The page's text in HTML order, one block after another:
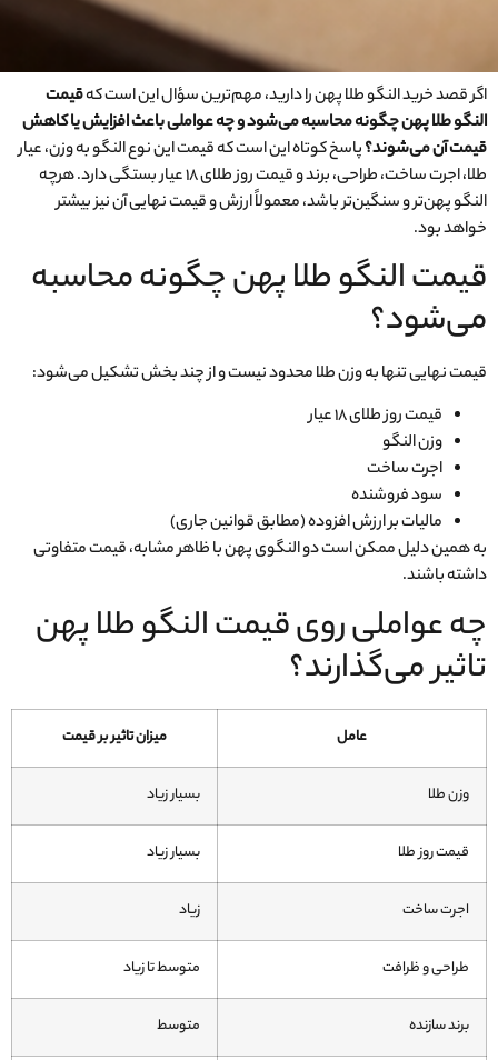
اگر قصد خرید النگو طلا پهن را دارید، مهم‌ترین سؤال این است کهقیمت
النگو طلا پهن چگونه محاسبه می‌شود و چه عواملی باعث افزایش یا کاهش
قیمت آن می‌شوند؟پاسخ کوتاه این است که قیمت این نوع النگو به وزن، عیار
طلا، اجرت ساخت، طراحی، برند و قیمت روز طلای ۱۸ عیار بستگی دارد. هرچه
النگو پهن‌تر و سنگین‌تر باشد، معمولاً ارزش و قیمت نهایی آن نیز بیشتر
خواهد بود.
قیمت النگو طلا پهن چگونه محاسبه
می‌شود؟
قیمت نهایی تنها به وزن طلا محدود نیست و از چند بخش تشکیل می‌شود:
قیمت روز طلای ۱۸ عیار
وزن النگو
اجرت ساخت
سود فروشنده
مالیات بر ارزش افزوده (مطابق قوانین جاری)
به همین دلیل ممکن است دو النگوی پهن با ظاهر مشابه، قیمت متفاوتی
داشته باشند.
چه عواملی روی قیمت النگو طلا پهن
تاثیر می‌گذارند؟
عامل میزان تاثیر بر قیمت
وزن طلا بسیار زیاد
قیمت روز طلا بسیار زیاد
اجرت ساخت زیاد
طراحی و ظرافت متوسط تا زیاد
برند سازنده متوسط